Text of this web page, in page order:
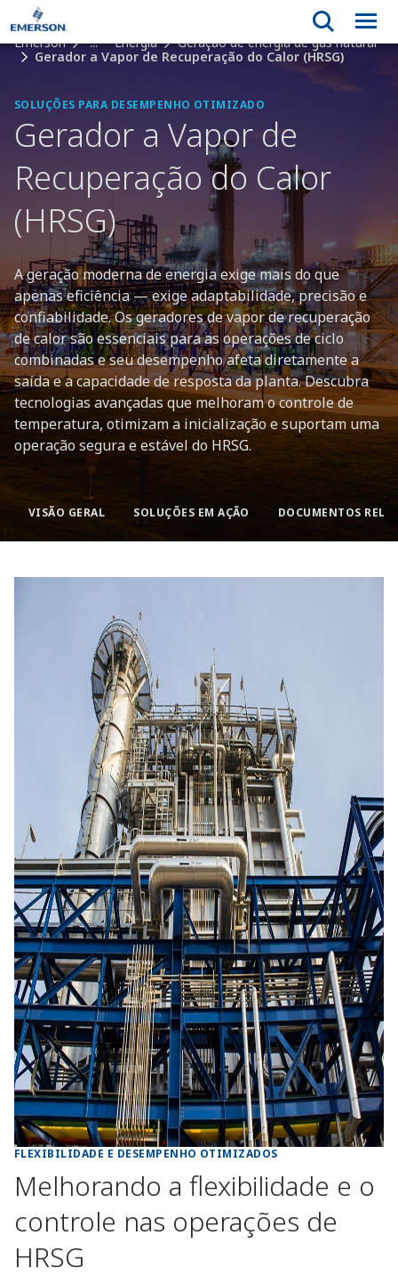
Emerson ... Energia
Geração de energia de gás natural
Gerador a Vapor de Recuperação do Calor (HRSG)
SOLUÇÕES PARA DESEMPENHO OTIMIZADO
Gerador a Vapor de
Recuperação do Calor
(HRSG)
A geração moderna de energia exige mais do que
apenas eficiência — exige adaptabilidade, precisão e
confiabilidade. Os geradores de vapor de recuperação
de calor são essenciais para as operações de ciclo
combinadas e seu desempenho afeta diretamente a
saída e a capacidade de resposta da planta. Descubra
tecnologias avançadas que melhoram o controle de
temperatura, otimizam a inicialização e suportam uma
operação segura e estável do HRSG.
VISÃO GERAL SOLUÇÕES EM AÇÃO
FLEXIBILIDADE E DESEMPENHO OTIMIZADOS
Melhorando a flexibilidade e o
controle nas operações de
HRSG